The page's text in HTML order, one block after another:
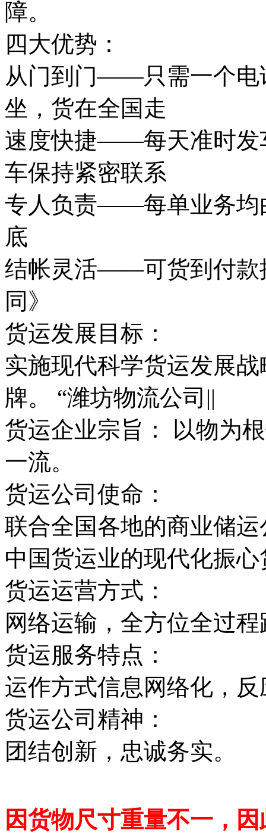
障。
四大优势：
从门到门——只需一个电
坐，货在全国走
速度快捷——每天准时发
车保持紧密联系
专人负责——每单业务均
底
结帐灵活——可货到付款
同》
货运发展目标：
实施现代科学货运发展
牌。 “潍坊物流公司||
货运企业宗旨： 以物为
一流。
货运公司使命：
联合全国各地的商业储
中国货运业的现代化振
货运运营方式：
网络运输，全方位全过
货运服务特点：
运作方式信息网络化，
货运公司精神：
团结创新，忠诚务实。
因货物尺寸重量不一，